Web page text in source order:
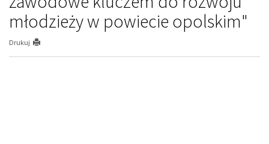
młodzieży w powiecie opolskim"
Drukuj